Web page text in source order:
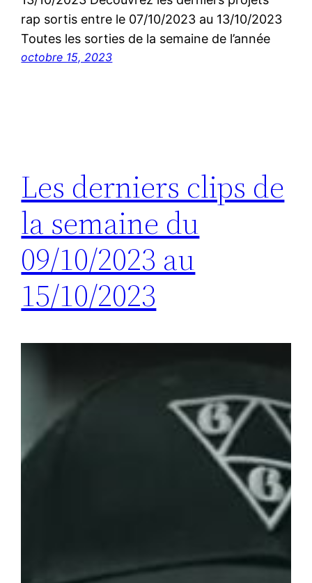
rap sortis entre le 07/10/2023 au 13/10/2023
Toutes les sorties de la semaine de l’année
octobre 15, 2023
Les derniers clips de
la semaine du
09/10/2023 au
15/10/2023